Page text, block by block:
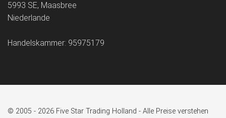
5993 SE, Maasbree
Niederlande
Handelskammer: 95975179
© 2005 - 2026 Five Star Trading Holland - Alle Preise verstehen